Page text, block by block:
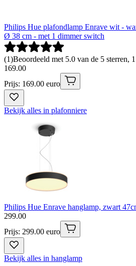
Philips Hue plafondlamp Enrave wit -
Ø 38 cm - met 1 dimmer switch
(1)Beoordeeld met 5.0 van de 5 sterren,
169.00
Prijs: 169.00 euro
Bekijk alles in plafonniere
Philips Hue Enrave hanglamp, zwart
299.00
Prijs: 299.00 euro
Bekijk alles in hanglamp